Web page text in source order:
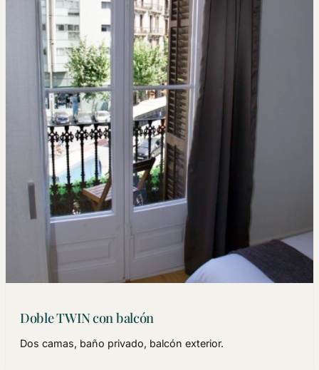
Doble TWIN con balcón
Dos camas, baño privado, balcón exterior.